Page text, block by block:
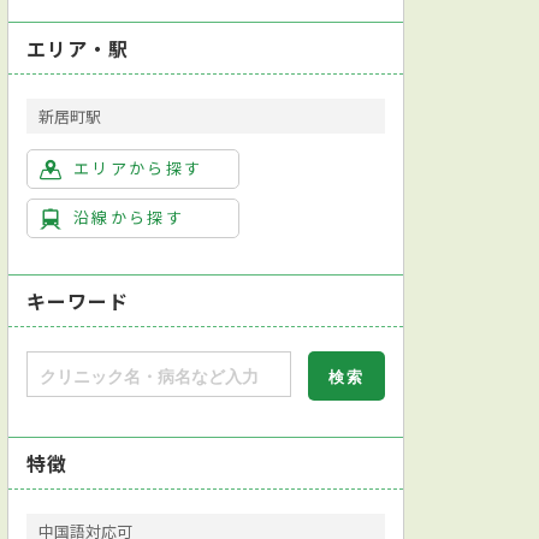
エリア・駅
新居町駅
エリアから探す
沿線から探す
キーワード
特徴
中国語対応可